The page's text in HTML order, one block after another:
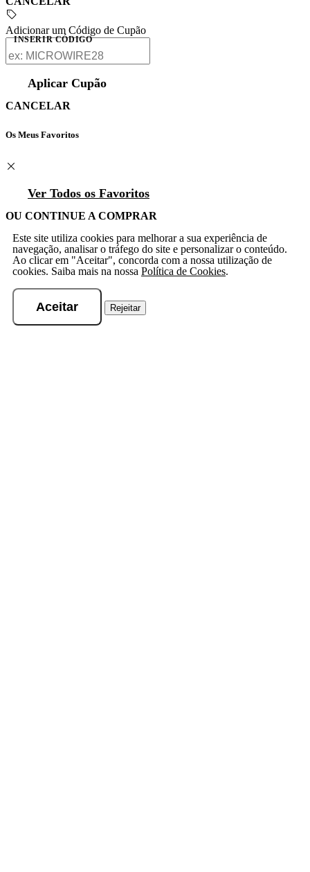
Adicionar um Código de Cupão
INSERIR CÓDIGO
Aplicar Cupão
CANCELAR
Os Meus Favoritos
Ver Todos os Favoritos
OU CONTINUE A COMPRAR
Este site utiliza cookies para melhorar a sua experiência de
navegação, analisar o tráfego do site e personalizar o conteúdo.
Ao clicar em "Aceitar", concorda com a nossa utilização de
cookies. Saiba mais na nossa Política de Cookies.
Aceitar Rejeitar